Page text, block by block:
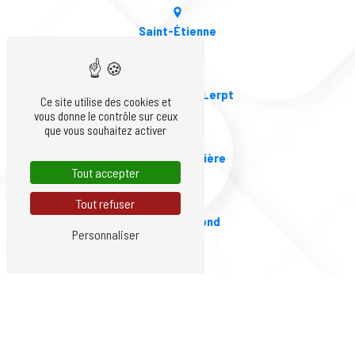
Saint-Étienne
Saint-Genest-Lerpt
Roche-la-Molière
Saint-Chamond
Ce site utilise des cookies et
vous donne le contrôle sur ceux
que vous souhaitez activer
Tout accepter
Tout refuser
Personnaliser